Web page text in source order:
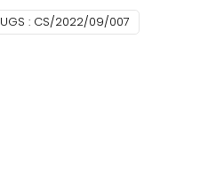
UGS : CS/2022/09/007